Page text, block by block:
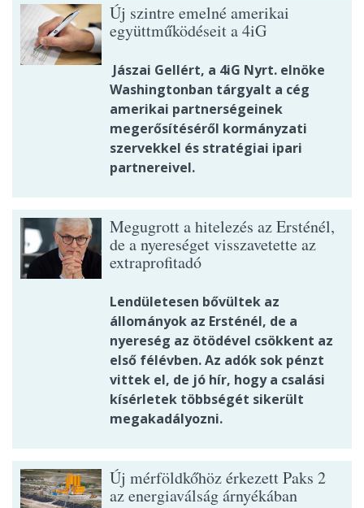
Új szintre emelné amerikai
együttműködéseit a 4iG
Jászai Gellért, a 4iG Nyrt. elnöke
Washingtonban tárgyalt a cég
amerikai partnerségeinek
megerősítéséről kormányzati
szervekkel és stratégiai ipari
partnereivel.
Megugrott a hitelezés az Ersténél,
de a nyereséget visszavetette az
extraprofitadó
Lendületesen bővültek az
állományok az Ersténél, de a
nyereség az ötödével csökkent az
első félévben. Az adók sok pénzt
vittek el, de jó hír, hogy a csalási
kísérletek többségét sikerült
megakadályozni.
Új mérföldkőhöz érkezett Paks 2
az energiaválság árnyékában